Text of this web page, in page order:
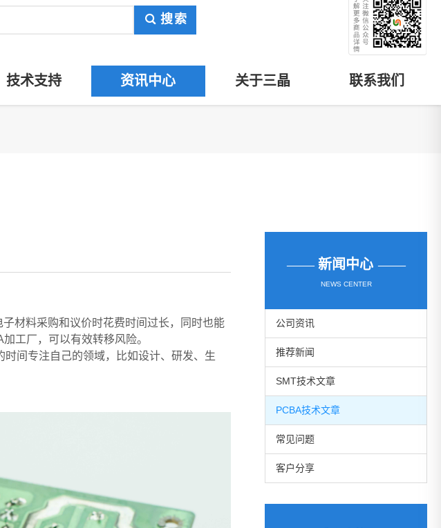
搜索
技术支持 资讯中心 关于三晶 联系我们
材料采购和议价时花费时间过长，同时也能
工厂，可以有效转移风险。
间专注自己的领域，比如设计、研发、生
——新闻中心 ——
NEWS CENTER
公司资讯
推荐新闻
SMT技术文章
PCBA技术文章
常见问题
客户分享